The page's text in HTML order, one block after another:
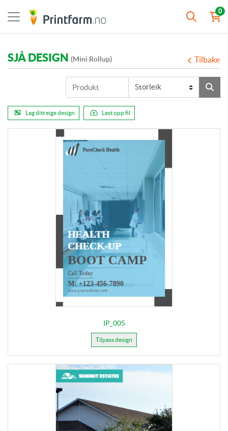
0
SJÅ DESIGN (Mini Rollup) Tilbake
Lag ditt eige design Last opp fil
IP_005
Tilpass design